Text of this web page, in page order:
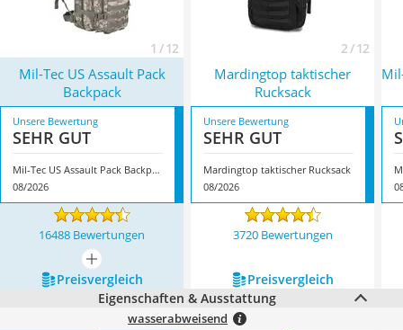
1 / 12 2 / 12
Mil-Tec US Assault Pack
Backpack
Mardingtop taktischer
Rucksack
Unsere Bewertung
SEHR GUT
Mil-Tec US Assault Pack Backpack
08/2026
Unsere Bewertung
SEHR GUT
Mardingtop taktischer Rucksack
08/2026
16488 Bewertungen 3720 Bewertungen
mehr anzeigen
Preis­vergleich
Preis­vergleich
Eigenschaften & Ausstattung
wasserabweisend